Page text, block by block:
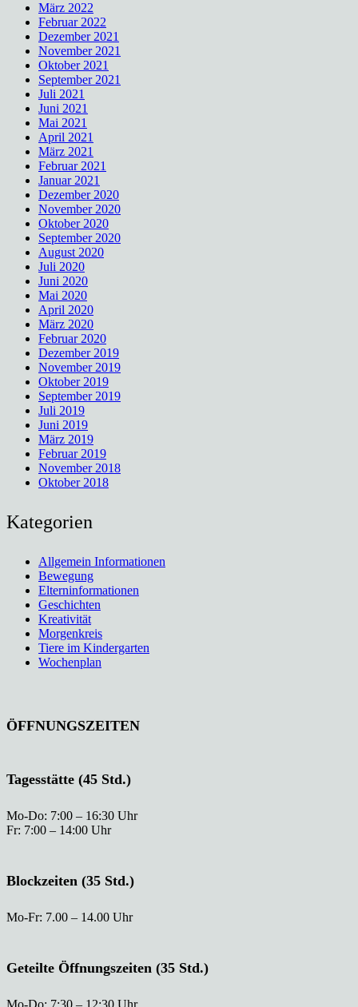
März 2022
Februar 2022
Dezember 2021
November 2021
Oktober 2021
September 2021
Juli 2021
Juni 2021
Mai 2021
April 2021
März 2021
Februar 2021
Januar 2021
Dezember 2020
November 2020
Oktober 2020
September 2020
August 2020
Juli 2020
Juni 2020
Mai 2020
April 2020
März 2020
Februar 2020
Dezember 2019
November 2019
Oktober 2019
September 2019
Juli 2019
Juni 2019
März 2019
Februar 2019
November 2018
Oktober 2018
Kategorien
Allgemein Informationen
Bewegung
Elterninformationen
Geschichten
Kreativität
Morgenkreis
Tiere im Kindergarten
Wochenplan
ÖFFNUNGSZEITEN
Tagesstätte (45 Std.)
Mo-Do: 7:00 – 16:30 Uhr
Fr: 7:00 – 14:00 Uhr
Blockzeiten (35 Std.)
Mo-Fr: 7.00 – 14.00 Uhr
Geteilte Öffnungszeiten (35 Std.)
Mo-Do: 7:30 – 12:30 Uhr